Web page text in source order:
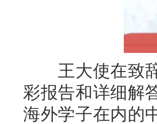
王大使在致辞
彩报告和详细解
海外学子在内的